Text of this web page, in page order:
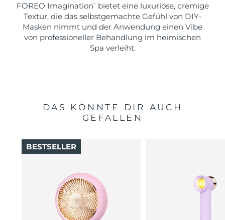
FOREO Imagination ™
bietet eine luxuriöse, cremige
Textur, die das selbstgemachte Gefühl von DIY-
Masken nimmt und der Anwendung einen Vibe
von professioneller Behandlung im heimischen
Spa verleiht.
DAS KÖNNTE DIR AUCH
GEFALLEN
BESTSELLER